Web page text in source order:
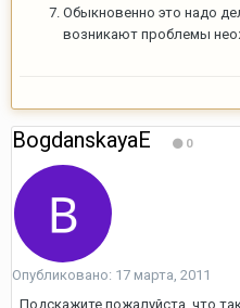
Обыкновенно это надо
возникают проблемы
BogdanskayaE 0
Опубликовано: 17 марта, 2011
Подскажите пожалуйста, что